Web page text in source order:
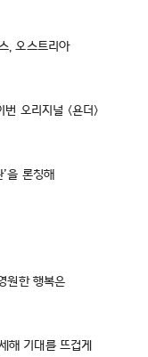
, 오스트리아
오리지널 <욘더>
을 론칭해
원한 행복은
해 기대를 뜨겁게